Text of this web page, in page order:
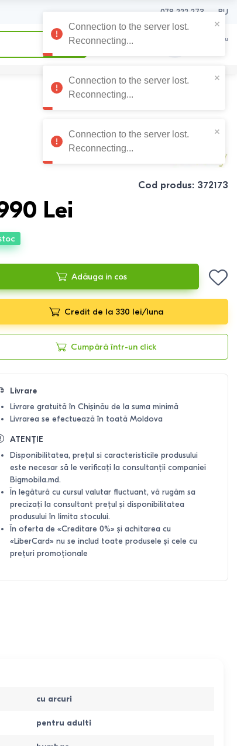
078 222 273 RU
Coșul meu
Cod produs: 372173
Lei
Adăuga in cos
Credit de la 330 lei/luna
Cumpără într-un click
Livrare
Livrare gratuită în Chișinău de la suma minimă
Livrarea se efectuează în toată Moldova
ATENȚIE
Disponibilitatea, prețul si caracteristicile produsului
este necesar să le verificați la consultanții companiei
Bigmobila.md.
În legătură cu cursul valutar fluctuant, vă rugăm sa
precizați la consultant prețul și disponibilitatea
produsului în limita stocului.
În oferta de «Creditare 0%» și achitarea cu
«LiberCard» nu se includ toate produsele și cele cu
prețuri promoționale
cu arcuri
pentru adulti